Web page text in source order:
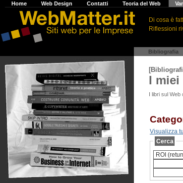
Home Web Design Contatti Teoria del Web V
Di cosa è
Riflessioni
Bibliografia
I
I libri sul Web
Visualizza
Cerca